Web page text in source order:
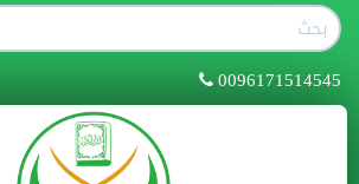
0096171514545